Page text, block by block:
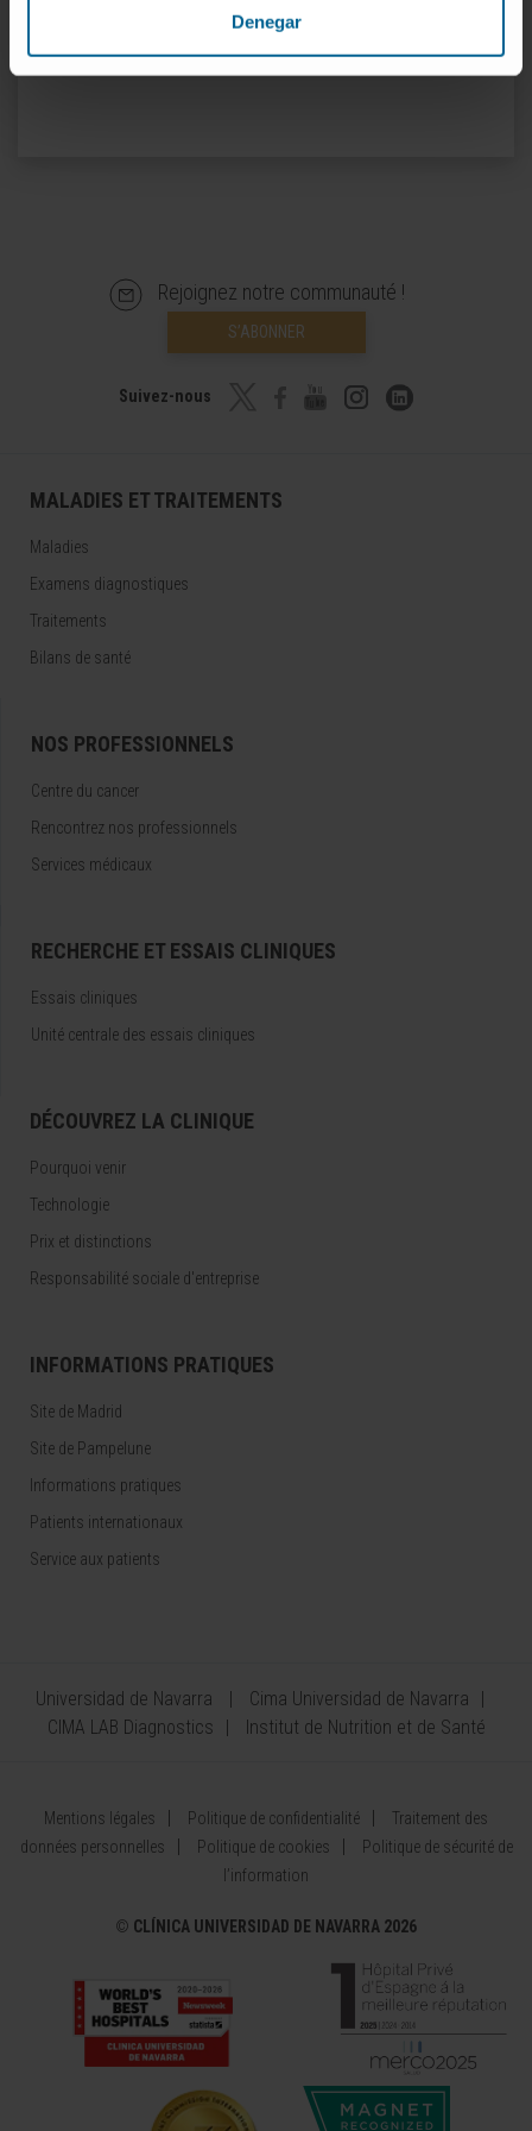
Denegar
Rejoignez notre communauté !
S’ABONNER
Suivez-nous
MALADIES ET TRAITEMENTS
Maladies
Examens diagnostiques
Traitements
Bilans de santé
NOS PROFESSIONNELS
Centre du cancer
Rencontrez nos professionnels
Services médicaux
RECHERCHE ET ESSAIS CLINIQUES
Essais cliniques
Unité centrale des essais cliniques
DÉCOUVREZ LA CLINIQUE
Pourquoi venir
Technologie
Prix et distinctions
Responsabilité sociale d'entreprise
INFORMATIONS PRATIQUES
Site de Madrid
Site de Pampelune
Informations pratiques
Patients internationaux
Service aux patients
Universidad de Navarra
Cima Universidad de Navarra
CIMA LAB Diagnostics
Institut de Nutrition et de Santé
Mentions légales Politique de confidentialité
Traitement des
données personnelles
Politique de cookies
Politique de sécurité de
l’information
© CLÍNICA UNIVERSIDAD DE NAVARRA 2026